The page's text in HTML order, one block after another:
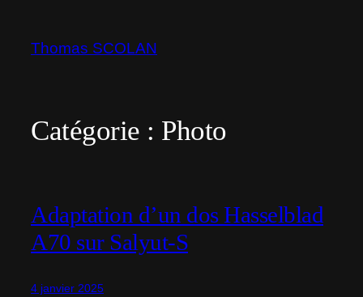
contenu
Thomas SCOLAN
Catégorie : Photo
Adaptation d’un dos Hasselblad
A70 sur Salyut-S
4 janvier 2025